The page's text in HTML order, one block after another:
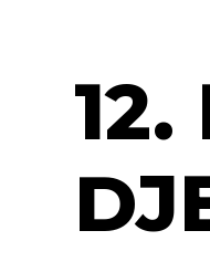
12.